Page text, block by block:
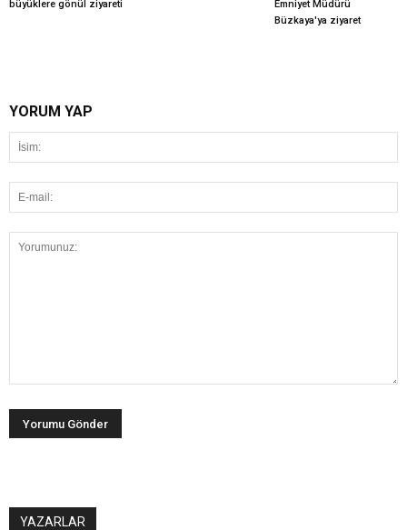
büyüklere gönül ziyareti
Emniyet Müdürü
Büzkaya'ya ziyaret
YORUM YAP
YAZARLAR